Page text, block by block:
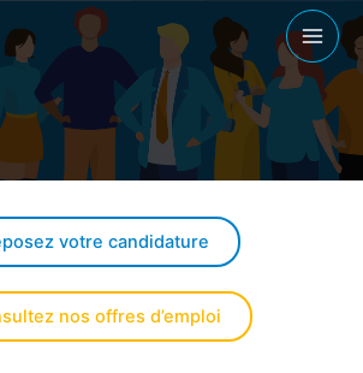
votre candidature
nos offres d’emploi